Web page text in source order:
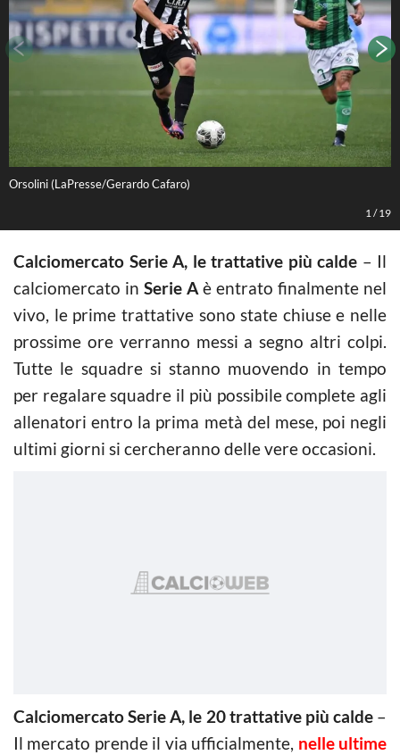
Orsolini (LaPresse/Gerardo Cafaro)
1 /19
Calciomercato Serie A, le trattative più calde – Il
calciomercato in Serie A è entrato finalmente nel
vivo, le prime trattative sono state chiuse e nelle
prossime ore verranno messi a segno altri colpi.
Tutte le squadre si stanno muovendo in tempo
per regalare squadre il più possibile complete agli
allenatori entro la prima metà del mese, poi negli
ultimi giorni si cercheranno delle vere occasioni.
Calciomercato Serie A, le 20 trattative più calde–
Il mercato prende il via ufficialmente, nelle ultime